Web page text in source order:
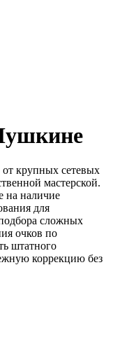
крупных сетевых
мастерской.
на наличие
для
сложных
очков по
штатного
коррекцию без